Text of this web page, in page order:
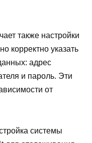
также настройки
корректно указать
адрес
и пароль. Эти
от
системы